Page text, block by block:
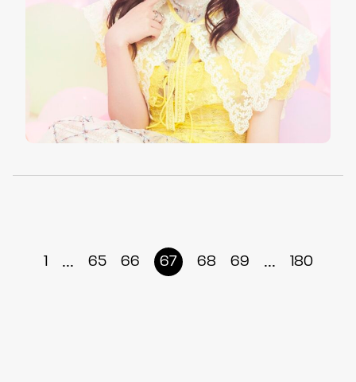
1 ... 65 66 67 68 69 ... 180